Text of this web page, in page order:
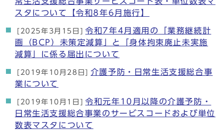
スタについて【令和8年6月施行】
[2025年3月15日]
令和7年4月適用の「業務継続計
画（BCP）未策定減算」と「身体拘束廃止未実施
減算」に係る届出について
[2019年10月28日]
介護予防・日常生活支援総合事
業について
[2019年10月1日]
令和元年10月以降の介護予防・
日常生活支援総合事業のサービスコードおよび単位
数表マスタについて